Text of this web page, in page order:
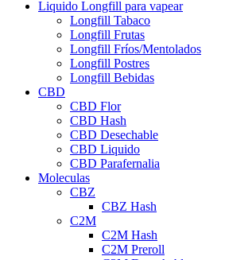
Liquido Longfill para vapear
Longfill Tabaco
Longfill Frutas
Longfill Fríos/Mentolados
Longfill Postres
Longfill Bebidas
CBD
CBD Flor
CBD Hash
CBD Desechable
CBD Liquido
CBD Parafernalia
Moleculas
CBZ
CBZ Hash
C2M
C2M Hash
C2M Preroll